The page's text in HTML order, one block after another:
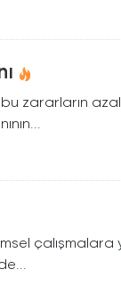
zararların